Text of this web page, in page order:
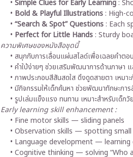
Simple Clues for Early Learning:
Bold & Playful Illustrations: High-
“Search & Spot” Questions: Each
Perfect for Little Hands: Sturdy
ความพิเศษของหนังสือชุดนี้
สนุกกับการเลื่อนแผ่นสไลด์เพื่อเฉลยคำต
คำใบ้ง่ายๆ ช่วยเสริมพัฒนาการด้านภาษา แ
ภาพประกอบสีสันสดใส ดึงดูดสายตา เหมาะ
มีกิจกรรมให้เด็กค้นหา ช่วยพัฒนาทักษะการ
รูปเล่มแข็งแรง ทนทาน เหมาะสำหรับเด็ก
Early learning skill enhancement :
Fine motor skills — sliding panels
Observation skills — spotting small
Language development — learning
Cognitive thinking — solving “Who